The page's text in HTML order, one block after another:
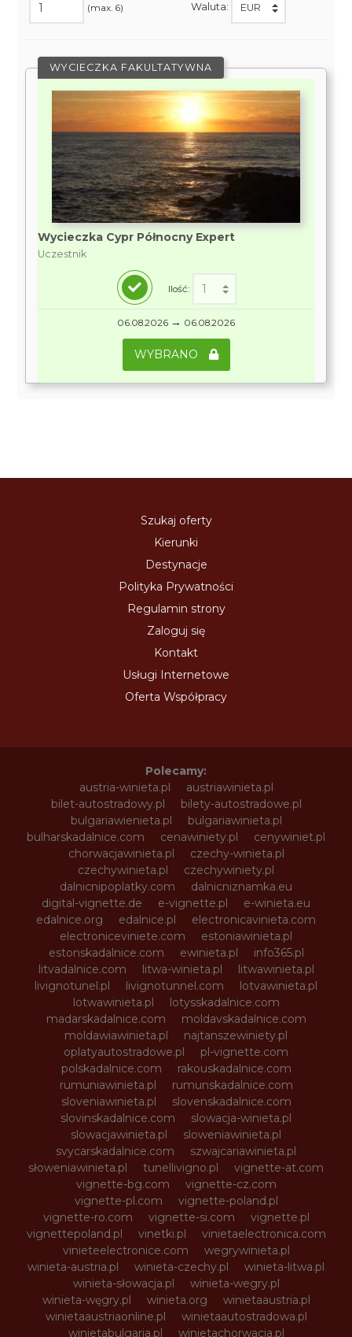
(max. 6) Waluta:
WYCIECZKA FAKULTATYWNA
Wycieczka Cypr Północny Expert
Uczestnik
Ilość:
06.08.2026 → 06.08.2026
WYBRANO
Szukaj oferty
Kierunki
Destynacje
Polityka Prywatności
Regulamin strony
Zaloguj się
Kontakt
Usługi Internetowe
Oferta Współpracy
Polecamy:
austria-winieta.pl
austriawinieta.pl
bilet-autostradowy.pl
bilety-autostradowe.pl
bulgariawienieta.pl
bulgariawinieta.pl
bulharskadalnice.com
cenawiniety.pl
cenywiniet.pl
chorwacjawinieta.pl
czechy-winieta.pl
czechywinieta.pl
czechywiniety.pl
dalnicnipoplatky.com
dalnicniznamka.eu
digital-vignette.de
e-vignette.pl
e-winieta.eu
edalnice.org
edalnice.pl
electronicavinieta.com
electroniceviniete.com
estoniawinieta.pl
estonskadalnice.com
ewinieta.pl
info365.pl
litvadalnice.com
litwa-winieta.pl
litwawinieta.pl
livignotunel.pl
livignotunnel.com
lotvawinieta.pl
lotwawinieta.pl
lotysskadalnice.com
madarskadalnice.com
moldavskadalnice.com
moldawiawinieta.pl
najtanszewiniety.pl
oplatyautostradowe.pl
pl-vignette.com
polskadalnice.com
rakouskadalnice.com
rumuniawinieta.pl
rumunskadalnice.com
sloveniawinieta.pl
slovenskadalnice.com
slovinskadalnice.com
slowacja-winieta.pl
slowacjawinieta.pl
sloweniawinieta.pl
svycarskadalnice.com
szwajcariawinieta.pl
słoweniawinieta.pl
tunellivigno.pl
vignette-at.com
vignette-bg.com
vignette-cz.com
vignette-pl.com
vignette-poland.pl
vignette-ro.com
vignette-si.com
vignette.pl
vignettepoland.pl
vinetki.pl
vinietaelectronica.com
vinieteelectronice.com
wegrywinieta.pl
winieta-austria.pl
winieta-czechy.pl
winieta-litwa.pl
winieta-słowacja.pl
winieta-wegry.pl
winieta-węgry.pl
winieta.org
winietaaustria.pl
winietaaustriaonline.pl
winietaautostradowa.pl
winietabulgaria.pl
winietachorwacja.pl